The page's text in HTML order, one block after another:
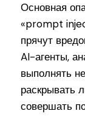
Основная
«prompt
прячут
AI-агенты,
выполнять
раскрывать
совершать